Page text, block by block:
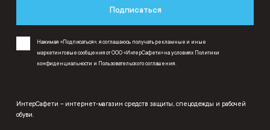
Подписаться
Нажимая «Подписаться», я соглашаюсь получать рекламные и иные
маркетинговые сообщения от ООО «ИнтерСафети» на условиях Политики
конфиденциальности и Пользовательского соглашения.
ИнтерСафети – интернет-магазин средств защиты, спецодежды и рабочей
обуви.